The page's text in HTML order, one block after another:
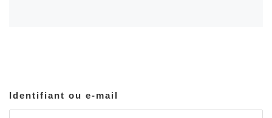
Identifiant ou e-mail